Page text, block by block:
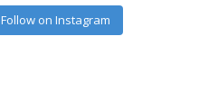
Follow on Instagram